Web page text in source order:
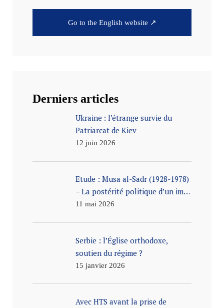
Go to the English website ↗
Derniers articles
Ukraine : l’étrange survie du
Patriarcat de Kiev
12 juin 2026
Etude : Musa al-Sadr (1928-1978)
– La postérité politique d’un im…
11 mai 2026
Serbie : l’Église orthodoxe,
soutien du régime ?
15 janvier 2026
Avec HTS avant la prise de